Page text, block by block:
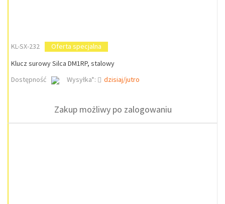
KL-SX-232
Oferta specjalna
Klucz surowy Silca DM1RP, stalowy
Dostępność
Wysyłka*: dzisiaj/jutro
Zakup możliwy po zalogowaniu